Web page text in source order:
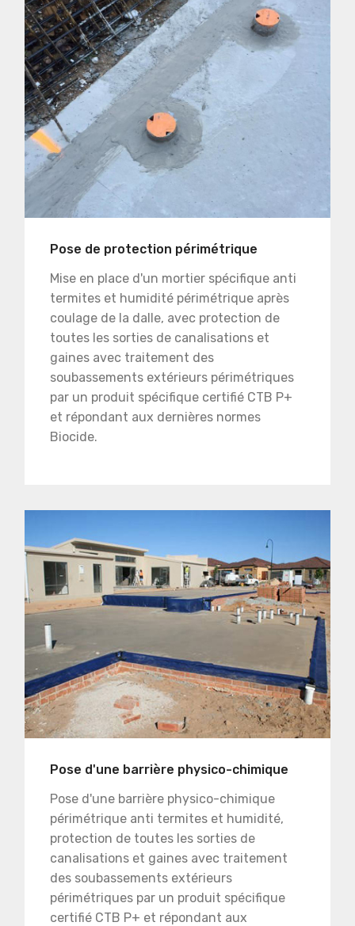
Pose de protection périmétrique
Mise en place d'un mortier spécifique anti
termites et humidité périmétrique après
coulage de la dalle, avec protection de
toutes les sorties de canalisations et
gaines avec traitement des
soubassements extérieurs périmétriques
par un produit spécifique certifié CTB P+
et répondant aux dernières normes
Biocide.
Pose d'une barrière physico-chimique
Pose d'une barrière physico-chimique
périmétrique anti termites et humidité,
protection de toutes les sorties de
canalisations et gaines avec traitement
des soubassements extérieurs
périmétriques par un produit spécifique
certifié CTB P+ et répondant aux